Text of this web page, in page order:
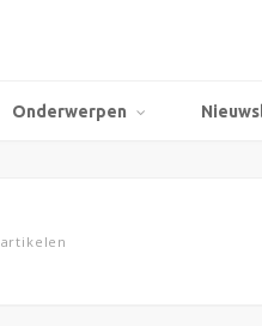
Onderwerpen
artikelen